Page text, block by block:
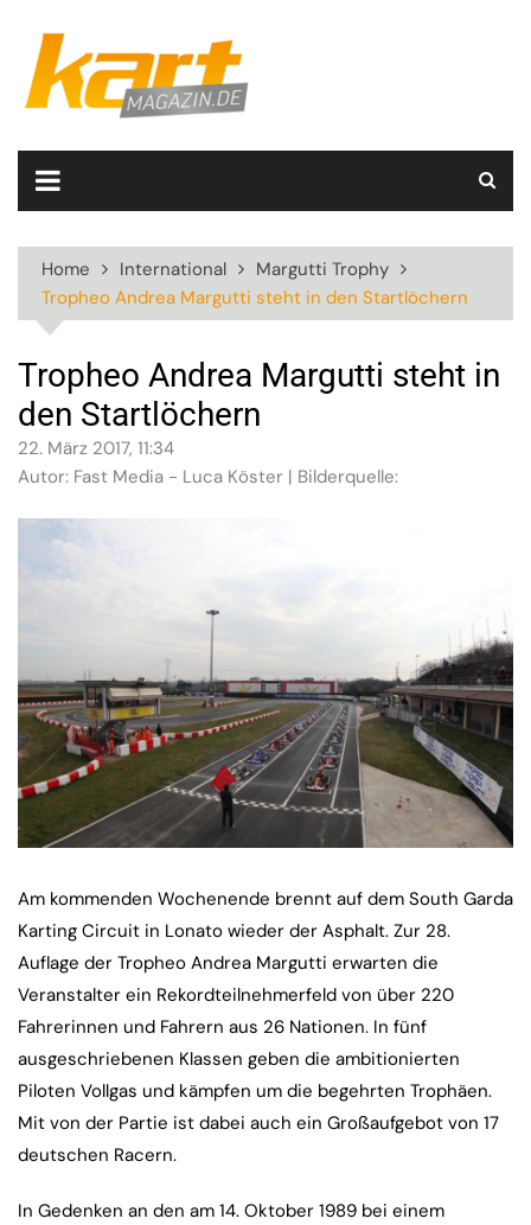
content
Home International
Margutti Trophy
Tropheo Andrea Margutti steht in den Startlöchern
Tropheo Andrea Margutti steht in
den Startlöchern
22. März 2017, 11:34
Autor: Fast Media - Luca Köster | Bilderquelle:
Am kommenden Wochenende brennt auf dem South Garda
Karting Circuit in Lonato wieder der Asphalt. Zur 28.
Auflage der Tropheo Andrea Margutti erwarten die
Veranstalter ein Rekordteilnehmerfeld von über 220
Fahrerinnen und Fahrern aus 26 Nationen. In fünf
ausgeschriebenen Klassen geben die ambitionierten
Piloten Vollgas und kämpfen um die begehrten Trophäen.
Mit von der Partie ist dabei auch ein Großaufgebot von 17
deutschen Racern.
In Gedenken an den am 14. Oktober 1989 bei einem